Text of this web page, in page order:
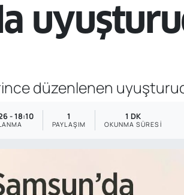
düzenlenen
- 18:10 1
PAYLAŞIM
1 DK
OKUNMA SÜRESI